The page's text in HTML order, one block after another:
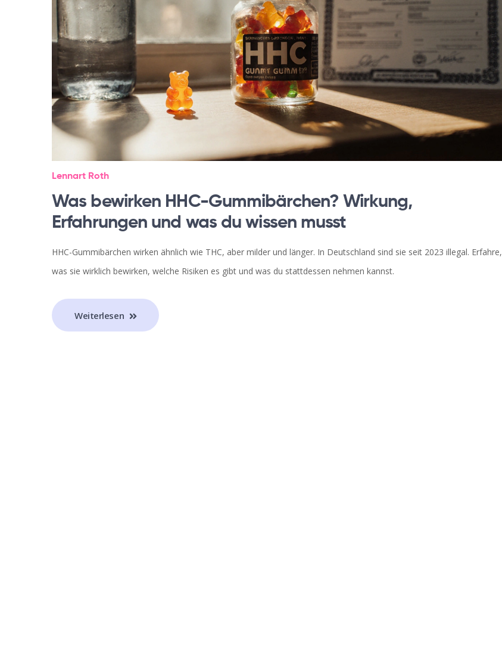
Lennart Roth
Was bewirken HHC-Gummibärchen? Wirkung,
Erfahrungen und was du wissen musst
HHC-Gummibärchen wirken ähnlich wie THC, aber milder und länger. In Deutschland sind sie seit 2023 illegal. Erfahre,
was sie wirklich bewirken, welche Risiken es gibt und was du stattdessen nehmen kannst.
Weiterlesen